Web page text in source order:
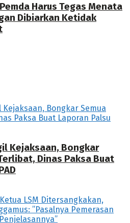
Harus Tegas Menata
Dibiarkan Ketidak
Kejaksaan, Bongkar
Dinas Paksa Buat